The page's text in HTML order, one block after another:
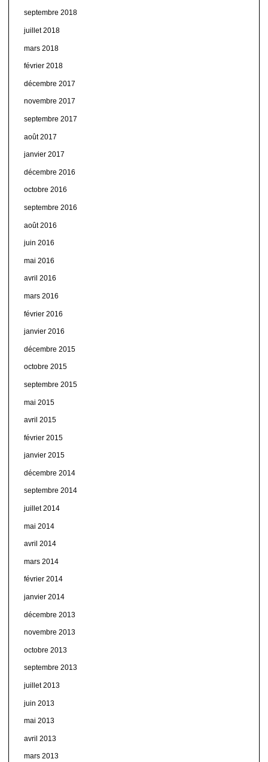
septembre 2018
juillet 2018
mars 2018
février 2018
décembre 2017
novembre 2017
septembre 2017
août 2017
janvier 2017
décembre 2016
octobre 2016
septembre 2016
août 2016
juin 2016
mai 2016
avril 2016
mars 2016
février 2016
janvier 2016
décembre 2015
octobre 2015
septembre 2015
mai 2015
avril 2015
février 2015
janvier 2015
décembre 2014
septembre 2014
juillet 2014
mai 2014
avril 2014
mars 2014
février 2014
janvier 2014
décembre 2013
novembre 2013
octobre 2013
septembre 2013
juillet 2013
juin 2013
mai 2013
avril 2013
mars 2013